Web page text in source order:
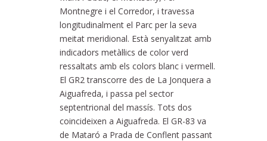
Montnegre i el Corredor, i travessa
longitudinalment el Parc per la seva
meitat meridional. Està senyalitzat amb
indicadors metàl·lics de color verd
ressaltats amb els colors blanc i vermell.
El GR2 transcorre des de La Jonquera a
Aiguafreda, i passa pel sector
septentrional del massís. Tots dos
coincideixen a Aiguafreda. El GR-83 va
de Mataró a Prada de Conflent passant